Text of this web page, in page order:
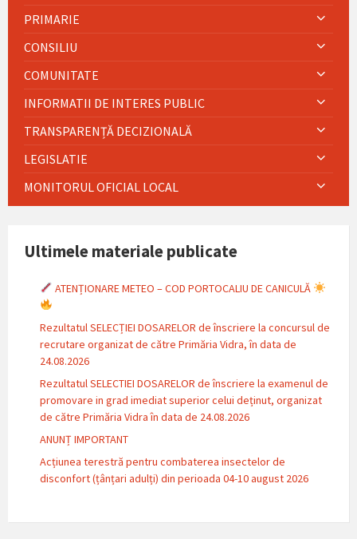
PRIMARIE
CONSILIU
COMUNITATE
INFORMATII DE INTERES PUBLIC
TRANSPARENȚĂ DECIZIONALĂ
LEGISLATIE
MONITORUL OFICIAL LOCAL
Ultimele materiale publicate
ATENȚIONARE METEO – COD PORTOCALIU DE CANICULĂ
Rezultatul SELECȚIEI DOSARELOR de înscriere la concursul de
recrutare organizat de către Primăria Vidra, în data de
24.08.2026
Rezultatul SELECTIEI DOSARELOR de înscriere la examenul de
promovare in grad imediat superior celui deținut, organizat
de către Primăria Vidra în data de 24.08.2026
ANUNȚ IMPORTANT
Acțiunea terestră pentru combaterea insectelor de
disconfort (țânțari adulți) din perioada 04-10 august 2026